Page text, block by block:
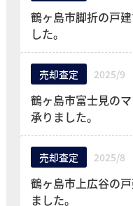
鶴ヶ島市脚折の戸
した。
売却査定 2025/9
鶴ヶ島市富士見の
承りました。
売却査定 2025/8
鶴ヶ島市上広谷の
ました。